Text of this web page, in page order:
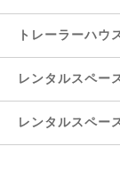
トレーラーハウ
レンタルスペ
レンタルスペー